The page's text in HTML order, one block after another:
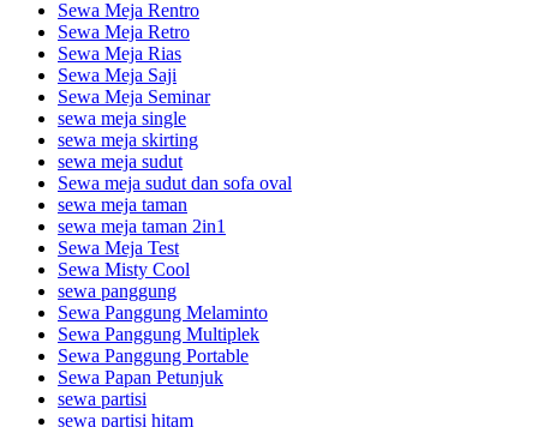
Sewa Meja Rentro
Sewa Meja Retro
Sewa Meja Rias
Sewa Meja Saji
Sewa Meja Seminar
sewa meja single
sewa meja skirting
sewa meja sudut
Sewa meja sudut dan sofa oval
sewa meja taman
sewa meja taman 2in1
Sewa Meja Test
Sewa Misty Cool
sewa panggung
Sewa Panggung Melaminto
Sewa Panggung Multiplek
Sewa Panggung Portable
Sewa Papan Petunjuk
sewa partisi
sewa partisi hitam